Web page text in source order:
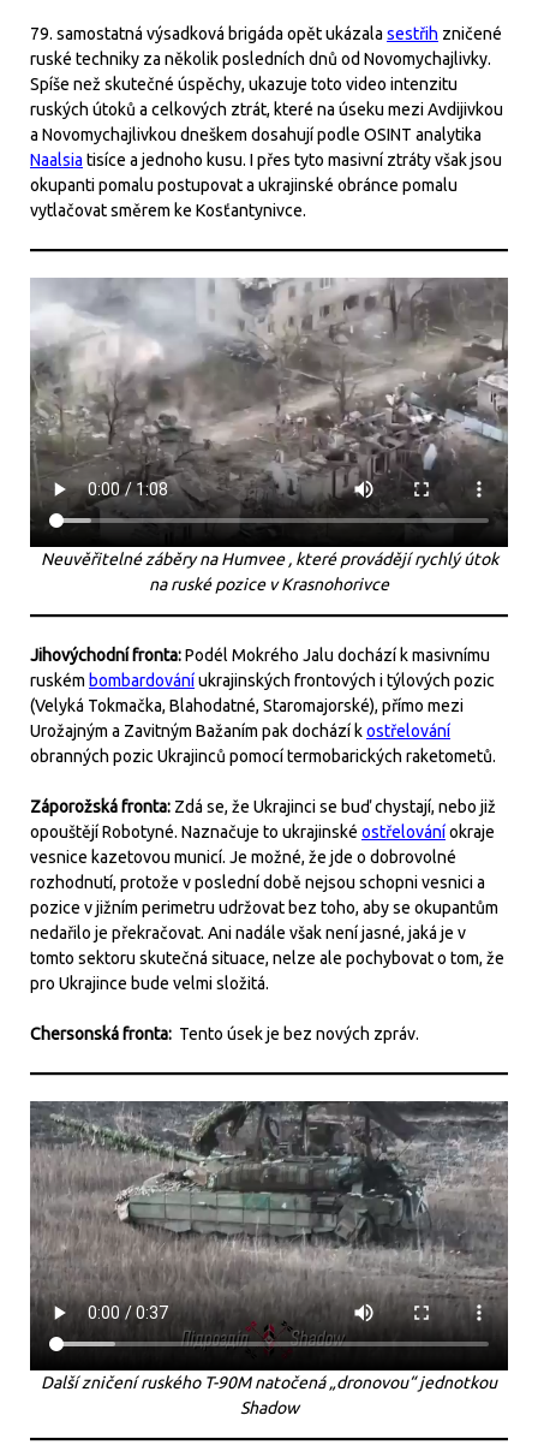
79. samostatná výsadková brigáda opět ukázala sestřih zničené
ruské techniky za několik posledních dnů od Novomychajlivky.
Spíše než skutečné úspěchy, ukazuje toto video intenzitu
ruských útoků a celkových ztrát, které na úseku mezi Avdijivkou
a Novomychajlivkou dneškem dosahují podle OSINT analytika
Naalsia tisíce a jednoho kusu. I přes tyto masivní ztráty však jsou
okupanti pomalu postupovat a ukrajinské obránce pomalu
vytlačovat směrem ke Kosťantynivce.
Neuvěřitelné záběry na Humvee , které provádějí rychlý útok
na ruské pozice v Krasnohorivce
Jihovýchodní fronta:Podél Mokrého Jalu dochází k masivnímu
ruském bombardováníukrajinských frontových i týlových pozic
(Velyká Tokmačka, Blahodatné, Staromajorské), přímo mezi
Urožajným a Zavitným Bažaním pak dochází kostřelování
obranných pozic Ukrajinců pomocí termobarických raketometů.
Záporožská fronta: Zdá se, že Ukrajinci se buď chystají, nebo již
opouštějí Robotyné. Naznačuje to ukrajinské ostřelováníokraje
vesnice kazetovou municí. Je možné, že jde o dobrovolné
rozhodnutí, protože v poslední době nejsou schopni vesnici a
pozice v jižním perimetru udržovat bez toho, aby se okupantům
nedařilo je překračovat. Ani nadále však není jasné, jaká je v
tomto sektoru skutečná situace, nelze ale pochybovat o tom, že
pro Ukrajince bude velmi složitá.
Chersonská fronta: Tento úsek je bez nových zpráv.
Další zničení ruského T-90M natočená „dronovou“ jednotkou
Shadow